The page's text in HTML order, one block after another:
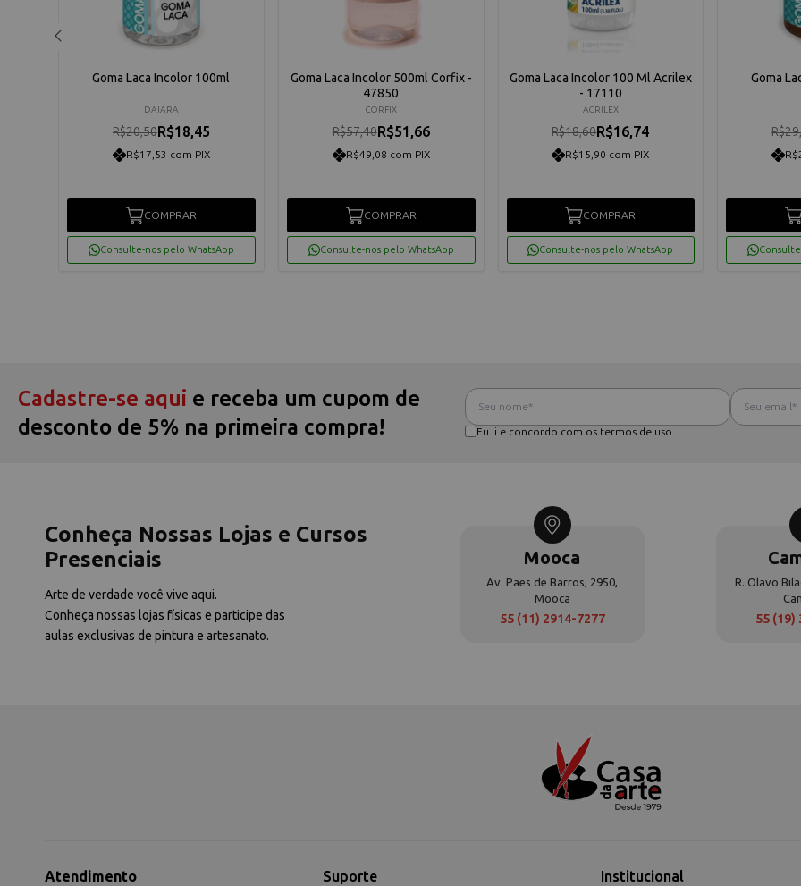
Goma Laca Incolor 100ml
DAIARA
R$20,50R$18,45
R$17,53 com PIX
COMPRAR
Consulte-nos pelo WhatsApp
Goma Laca Incolor 500ml Corfix -
47850
CORFIX
R$57,40R$51,66
R$49,08 com PIX
COMPRAR
Consulte-nos pelo WhatsApp
Goma Laca Incolor 100 Ml Acrilex
- 17110
ACRILEX
R$18,60R$16,74
R$15,90 com PIX
COMPRAR
Consulte-nos pelo WhatsApp
Goma
Cadastre-se aqui e receba um cupom de
desconto de 5% na primeira compra!
Eu li e concordo com os termos de uso
Conheça Nossas Lojas e Cursos
Presenciais
Arte de verdade você vive aqui.
Conheça nossas lojas físicas e participe das
aulas exclusivas de pintura e artesanato.
Mooca
Av. Paes de Barros, 2950,
Mooca
55 (11) 2914-7277
R. Olavo
55 (19)
Atendimento Suporte Institucional